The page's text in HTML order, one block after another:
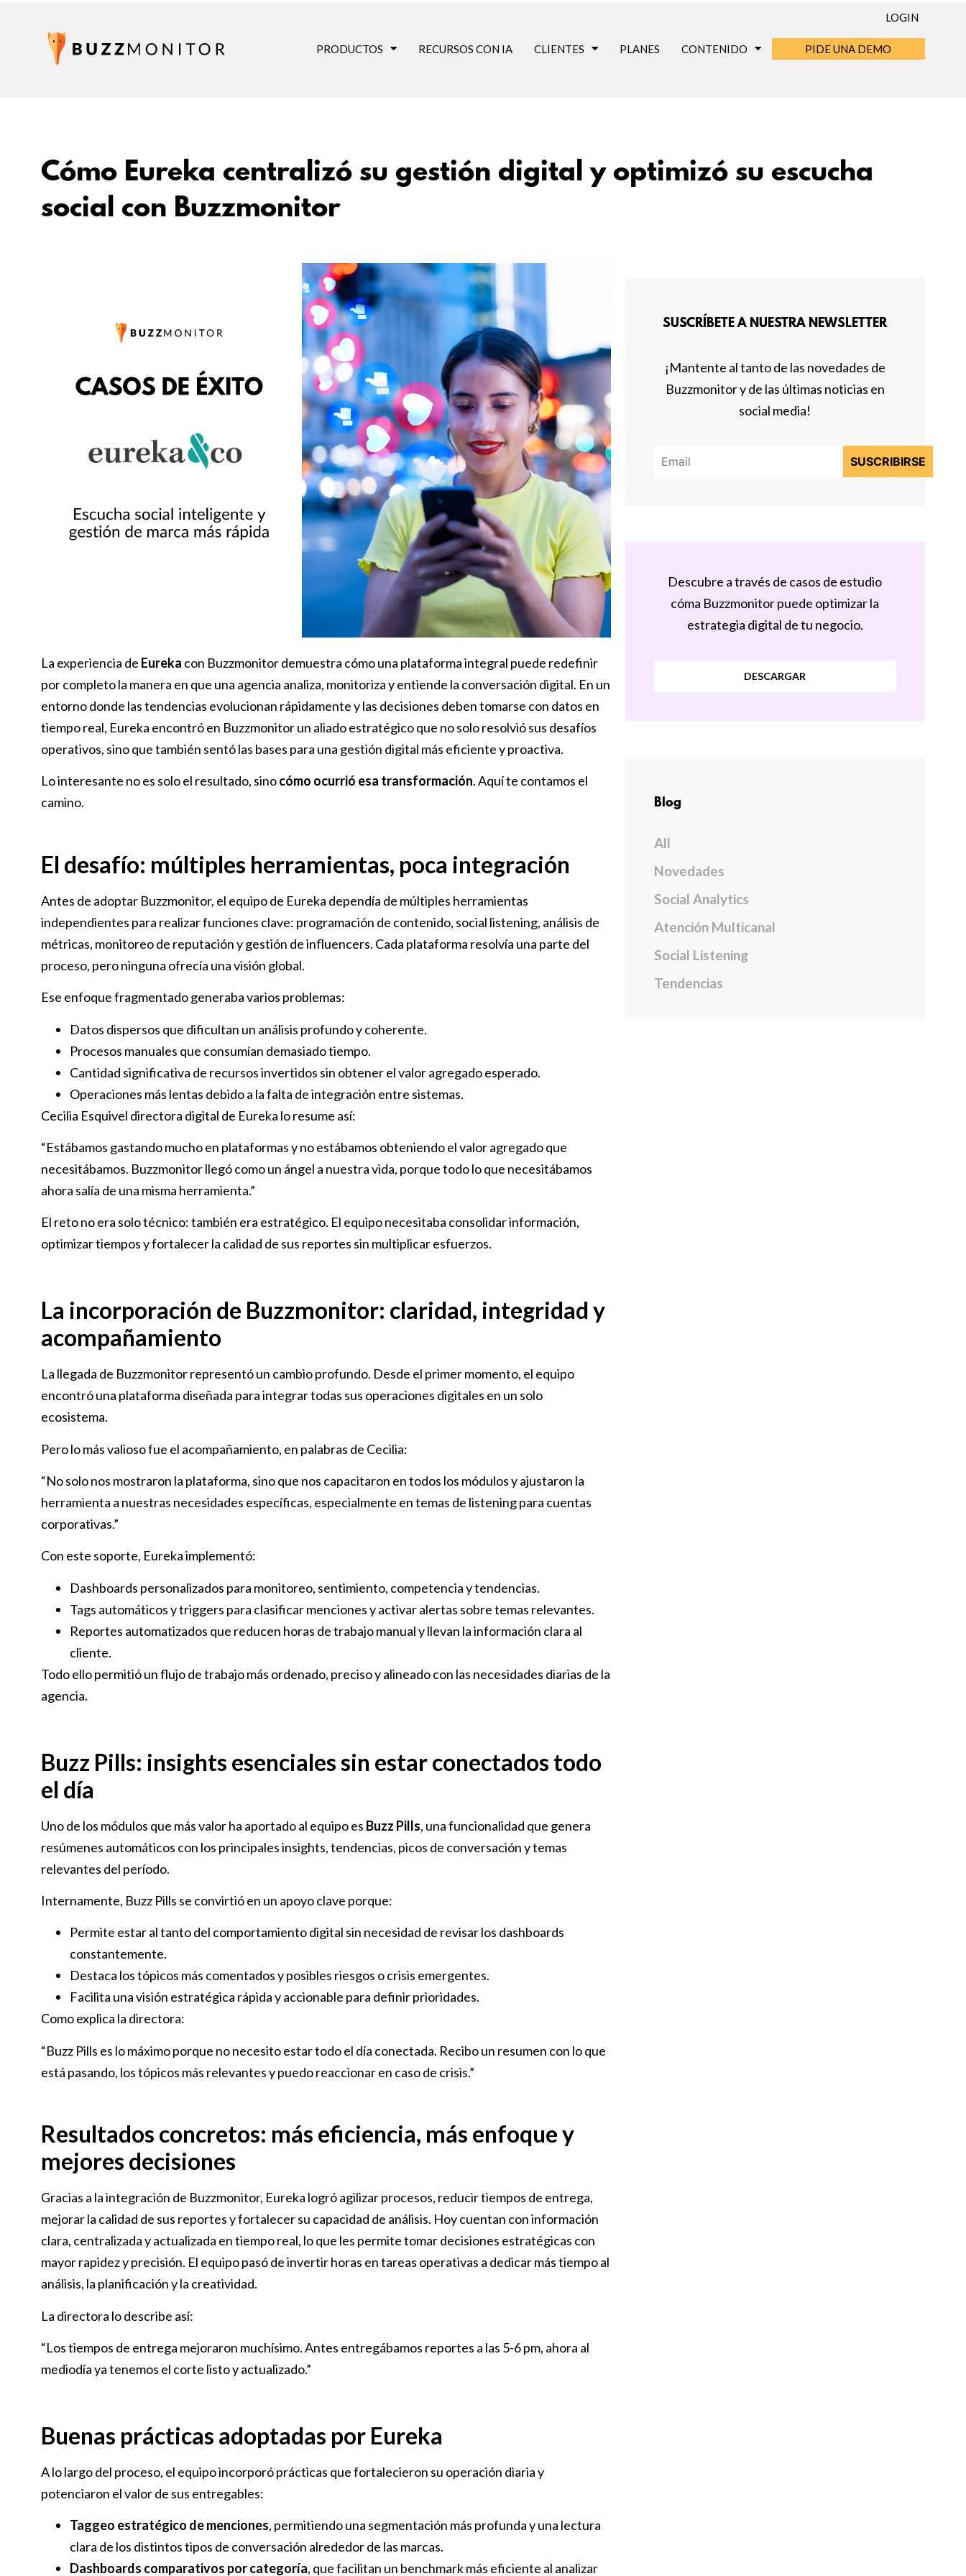
LOGIN
PRODUCTOS RECURSOS CON IA CLIENTES PLANES CONTENIDO PIDE UNA DEMO
Cómo Eureka centralizó su gestión digital y optimizó su escucha
social con Buzzmonitor
La experiencia de Eureka con Buzzmonitor demuestra cómo una plataforma integral puede redefinir
por completo la manera en que una agencia analiza, monitoriza y entiende la conversación digital. En un
entorno donde las tendencias evolucionan rápidamente y las decisiones deben tomarse con datos en
tiempo real, Eureka encontró en Buzzmonitor un aliado estratégico que no solo resolvió sus desafíos
operativos, sino que también sentó las bases para una gestión digital más eficiente y proactiva.
Lo interesante no es solo el resultado, sinocómo ocurrió esa transformación. Aquí te contamos el
camino.
El desafío: múltiples herramientas, poca integración
Antes de adoptar Buzzmonitor, el equipo de Eureka dependía de múltiples herramientas
independientes para realizar funciones clave: programación de contenido, social listening, análisis de
métricas, monitoreo de reputación y gestión de influencers. Cada plataforma resolvía una parte del
proceso, pero ninguna ofrecía una visión global.
Ese enfoque fragmentado generaba varios problemas:
Datos dispersos que dificultan un análisis profundo y coherente.
Procesos manuales que consumían demasiado tiempo.
Cantidad significativa de recursos invertidos sin obtener el valor agregado esperado.
Operaciones más lentas debido a la falta de integración entre sistemas.
Cecilia Esquivel directora digital de Eureka lo resume así:
“Estábamos gastando mucho en plataformas y no estábamos obteniendo el valor agregado que
necesitábamos. Buzzmonitor llegó como un ángel a nuestra vida, porque todo lo que necesitábamos
ahora salía de una misma herramienta.”
El reto no era solo técnico: también era estratégico. El equipo necesitaba consolidar información,
optimizar tiempos y fortalecer la calidad de sus reportes sin multiplicar esfuerzos.
La incorporación de Buzzmonitor: claridad, integridad y
acompañamiento
La llegada de Buzzmonitor representó un cambio profundo. Desde el primer momento, el equipo
encontró una plataforma diseñada para integrar todas sus operaciones digitales en un solo
ecosistema.
Pero lo más valioso fue el acompañamiento, en palabras de Cecilia:
“No solo nos mostraron la plataforma, sino que nos capacitaron en todos los módulos y ajustaron la
herramienta a nuestras necesidades específicas, especialmente en temas de listening para cuentas
corporativas.”
Con este soporte, Eureka implementó:
Dashboards personalizados para monitoreo, sentimiento, competencia y tendencias.
Tags automáticos y triggers para clasificar menciones y activar alertas sobre temas relevantes.
Reportes automatizados que reducen horas de trabajo manual y llevan la información clara al
cliente.
Todo ello permitió un flujo de trabajo más ordenado, preciso y alineado con las necesidades diarias de la
agencia.
Buzz Pills: insights esenciales sin estar conectados todo
el día
Uno de los módulos que más valor ha aportado al equipo es Buzz Pills, una funcionalidad que genera
resúmenes automáticos con los principales insights, tendencias, picos de conversación y temas
relevantes del período.
Internamente, Buzz Pills se convirtió en un apoyo clave porque:
Permite estar al tanto del comportamiento digital sin necesidad de revisar los dashboards
constantemente.
Destaca los tópicos más comentados y posibles riesgos o crisis emergentes.
Facilita una visión estratégica rápida y accionable para definir prioridades.
Como explica la directora:
“Buzz Pills es lo máximo porque no necesito estar todo el día conectada. Recibo un resumen con lo que
está pasando, los tópicos más relevantes y puedo reaccionar en caso de crisis.”
Resultados concretos: más eficiencia, más enfoque y
mejores decisiones
Gracias a la integración de Buzzmonitor, Eureka logró agilizar procesos, reducir tiempos de entrega,
mejorar la calidad de sus reportes y fortalecer su capacidad de análisis. Hoy cuentan con información
clara, centralizada y actualizada en tiempo real, lo que les permite tomar decisiones estratégicas con
mayor rapidez y precisión. El equipo pasó de invertir horas en tareas operativas a dedicar más tiempo al
análisis, la planificación y la creatividad.
La directora lo describe así:
“Los tiempos de entrega mejoraron muchísimo. Antes entregábamos reportes a las 5-6 pm, ahora al
mediodía ya tenemos el corte listo y actualizado.”
Buenas prácticas adoptadas por Eureka
A lo largo del proceso, el equipo incorporó prácticas que fortalecieron su operación diaria y
potenciaron el valor de sus entregables:
Taggeo estratégico de menciones, permitiendo una segmentación más profunda y una lectura
clara de los distintos tipos de conversación alrededor de las marcas.
Dashboards comparativos por categoría, que facilitan un benchmark más eficiente al analizar
SUSCRÍBETE A NUESTRA NEWSLETTER
¡Mantente al tanto de las novedades de
Buzzmonitor y de las últimas noticias en
social media!
Descubre a través de casos de estudio
cóma Buzzmonitor puede optimizar la
estrategia digital de tu negocio.
DESCARGAR
Blog
All
Novedades
Social Analytics
Atención Multicanal
Social Listening
Tendencias